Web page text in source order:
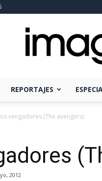
REPORTAJES
vengadores (The avengers)
2012